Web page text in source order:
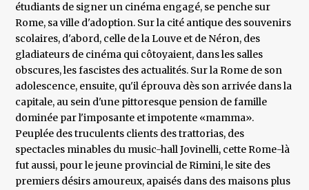
étudiants de signer un cinéma engagé, se penche sur
Rome, sa ville d'adoption. Sur la cité antique des souvenirs
scolaires, d'abord, celle de la Louve et de Néron, des
gladiateurs de cinéma qui côtoyaient, dans les salles
obscures, les fascistes des actualités. Sur la Rome de son
adolescence, ensuite, qu'il éprouva dès son arrivée dans la
capitale, au sein d'une pittoresque pension de famille
dominée par l'imposante et impotente «mamma».
Peuplée des truculents clients des trattorias, des
spectacles minables du music-hall Jovinelli, cette Rome-là
fut aussi, pour le jeune provincial de Rimini, le site des
premiers désirs amoureux, apaisés dans des maisons plus